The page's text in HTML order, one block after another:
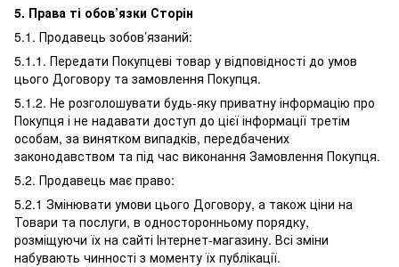
5. Права ті обов’язки Сторін
5.1. Продавець зобов’язаний:
5.1.1. Передати Покупцеві товар у відповідності до умов
цього Договору та замовлення Покупця.
5.1.2. Не розголошувати будь-яку приватну інформацію про
Покупця і не надавати доступ до цієї інформації третім
особам, за винятком випадків, передбачених
законодавством та під час виконання Замовлення Покупця.
5.2. Продавець має право:
5.2.1 Змінювати умови цього Договору, а також ціни на
Товари та послуги, в односторонньому порядку,
розміщуючи їх на сайті Інтернет-магазину. Всі зміни
набувають чинності з моменту їх публікації.